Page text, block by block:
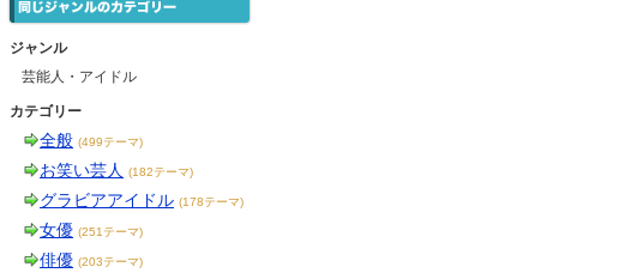
ジャンル
芸能人・アイドル
カテゴリー
全般 (499テーマ)
お笑い芸人 (182テーマ)
グラビアアイドル (178テーマ)
女優 (251テーマ)
俳優 (203テーマ)